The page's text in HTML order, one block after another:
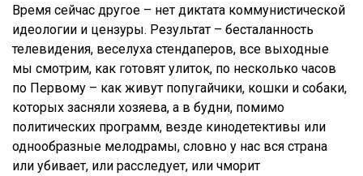
Время сейчас другое – нет диктата коммунистической
идеологии и цензуры. Результат – бесталанность
телевидения, веселуха стендаперов, все выходные
мы смотрим, как готовят улиток, по несколько часов
по Первому – как живут попугайчики, кошки и собаки,
которых засняли хозяева, а в будни, помимо
политических программ, везде кинодетективы или
однообразные мелодрамы, словно у нас вся страна
или убивает, или расследует, или чморит